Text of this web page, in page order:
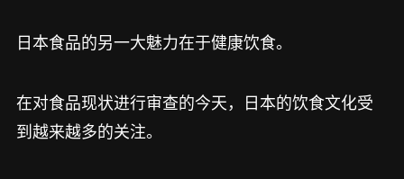
日本食品的另一大魅力在于健康饮食。
在对食品现状进行审查的今天，日本的饮食文化受
到越来越多的关注。